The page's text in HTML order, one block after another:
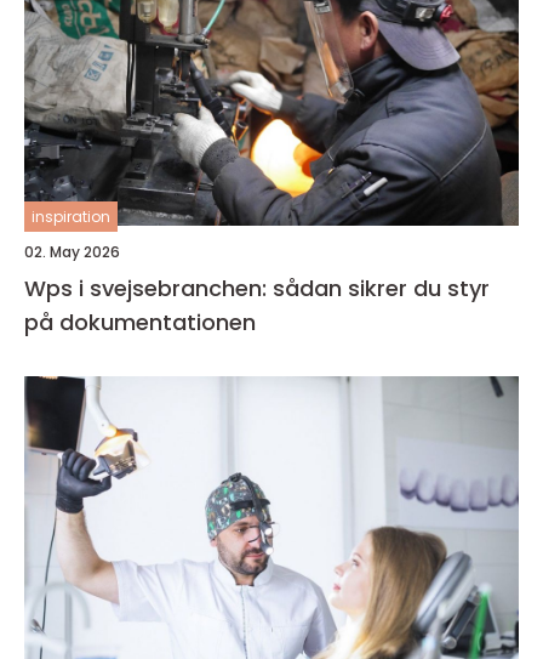
inspiration
02. May 2026
Wps i svejsebranchen: sådan sikrer du styr
på dokumentationen